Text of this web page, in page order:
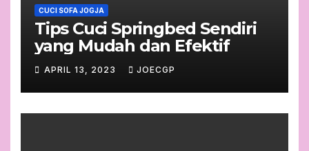
CUCI SOFA JOGJA
Tips Cuci Springbed Sendiri
yang Mudah dan Efektif
APRIL 13, 2023 JOECGP